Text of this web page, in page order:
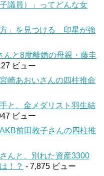
議員）」ってどんな女
」を見つける 印星が強
んと8度離婚の母親・藤圭
ビュー
崎あおいさんの四柱推命
と、金メダリスト羽生結
ビュー
前田敦子さんの四柱推
んと、別れた資産3300
！？ - 7,875 ビュー